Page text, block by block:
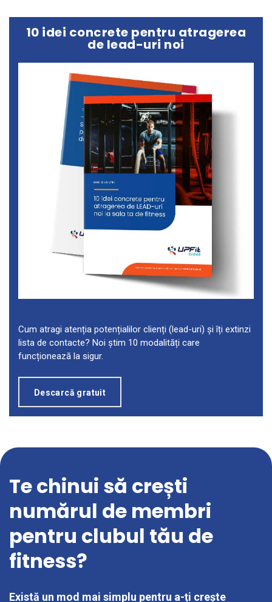
10 idei concrete pentru atragerea
de lead-uri noi
Cum atragi atenția potențialilor clienți (lead-uri) și îți extinzi
lista de contacte? Noi știm 10 modalități care
funcționează la sigur.
Descarcă gratuit
Te chinui să crești
numărul de membri
pentru clubul tău de
fitness?
Există un mod mai simplu pentru a-ți crește